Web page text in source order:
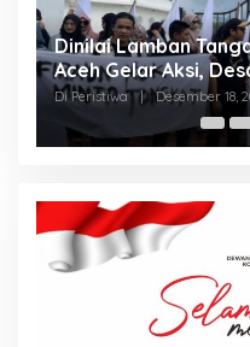
Dinilai Lamban
Aceh Gelar Aksi,
Bencana Nasional
Di Peristiwa | Desember 18,